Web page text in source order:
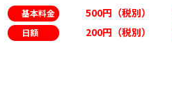
基本料金
500円（税別）
日額 200円（税別）